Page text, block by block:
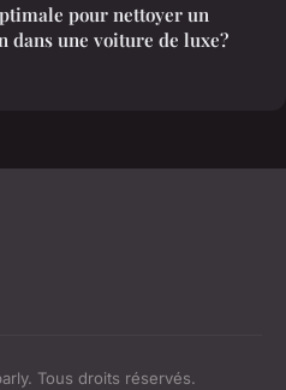
pour nettoyer un
dans une voiture de luxe?
Tous droits réservés.